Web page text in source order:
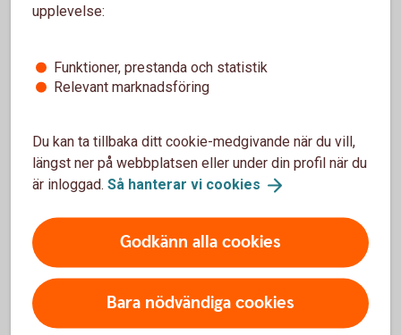
Betala räkningar, gör överföringar, skicka
Digitala tjänster
Erbjudanden
Se vilka erbjudanden vi har som kan underlätta för dig och
din boendeekonomi.
upplevelse:
Funktioner, prestanda och statistik
Relevant marknadsföring
Du kan ta tillbaka ditt cookie-medgivande när du vill,
längst ner på webbplatsen eller under din profil när du
är inloggad. Så hanterar vi cookies
Godkänn alla cookies
Bara nödvändiga cookies